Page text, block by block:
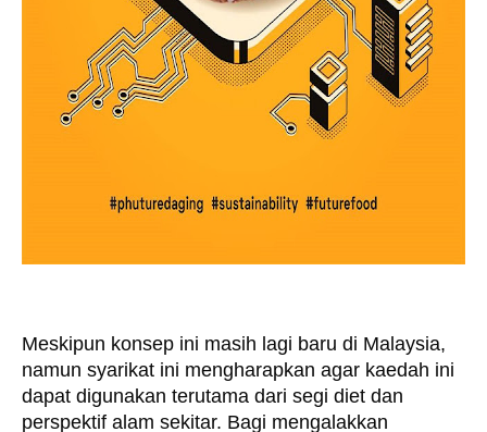
Meskipun konsep ini masih lagi baru di Malaysia,
namun syarikat ini mengharapkan agar kaedah ini
dapat digunakan terutama dari segi diet dan
perspektif alam sekitar. Bagi mengalakkan